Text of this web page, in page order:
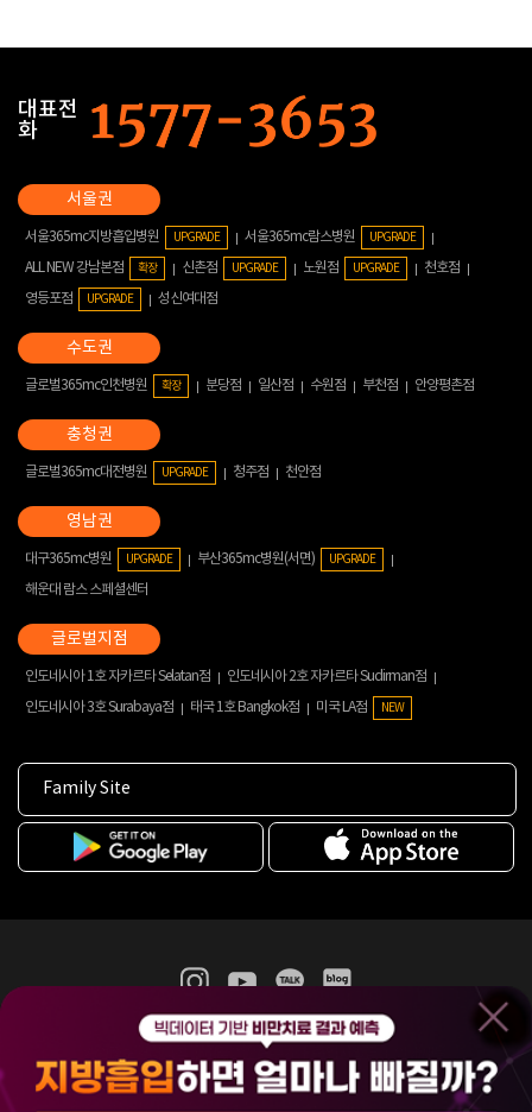
대표전
화
서울365mc지방흡입병원 UPGRADE 서울365mc람스병원 UPGRADE
ALL NEW 강남본점 확장 신촌점 UPGRADE 노원점 UPGRADE
천호점
영등포점
UPGRADE 성신여대점
글로벌365mc인천병원 확장 분당점 일산점 수원점 부천점 안양평촌점
글로벌365mc대전병원 UPGRADE 청주점 천안점
대구365mc병원 UPGRADE 부산365mc병원(서면) UPGRADE
해운대 람스 스페셜센터
인도네시아 1호 자카르타 Selatan점
인도네시아 2호 자카르타 Sudirman점
인도네시아 3호 Surabaya점
태국 1호 Bangkok점 미국 LA점 NEW
Family Site
365mc 병·의원 이용약관
홈페이지 이용약관
비급여진료수가
(주)365mcㅣ서울특별시 서초구 서초대로52길 7, 3~4층(서초동, 제일빌딩)